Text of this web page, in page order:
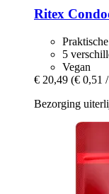
Ritex
5
Vegan
€ 20,49 (€ 0,51
Bezorging